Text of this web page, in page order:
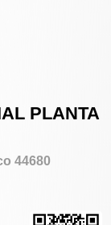
PLANTA
44680